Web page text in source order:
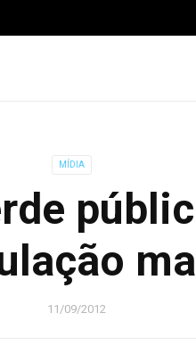
MÍDIA
11/09/2012